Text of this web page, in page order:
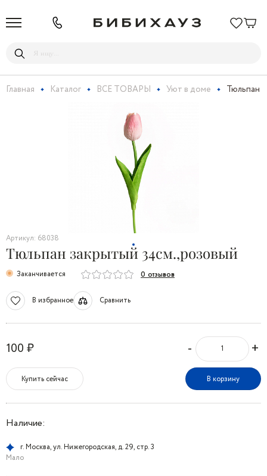
Главная Каталог ВСЕ ТОВАРЫ Уют в доме Тюльпан
Артикул: 68038
Тюльпан закрытый 34см.,розовый
Заканчивается 0 отзывов
В избранное Сравнить
100 ₽ - +
Купить сейчас В корзину
Наличие:
г. Москва, ул. Нижегородская, д. 29, стр. 3
Мало